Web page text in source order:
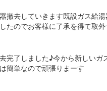
撤去していきます既設ガス給
たのでお客様に了承を得て取
完了しました♪今から新しい
簡単なので頑張りまーす